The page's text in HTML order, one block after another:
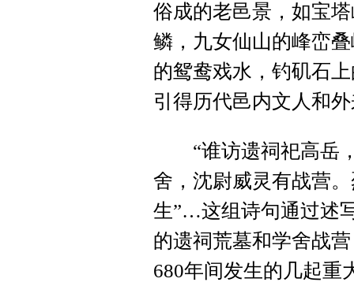
俗成的老邑景，如宝
鳞，九女仙山的峰峦
的鸳鸯戏水，钓矶石
引得历代邑内文人和
“谁访遗祠祀高岳，
舍，沈尉威灵有战营
生”…这组诗句通过述
的遗祠荒墓和学舍战
680年间发生的几起重